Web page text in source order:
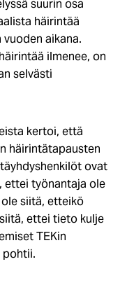
suurin osa
häirintää
aikana.
ilmenee, on
selvästi
kertoi, että
häirintätapausten
ovat
ettei työnantaja ole
siitä, etteikö
ettei tieto kulje
TEKin
pohtii.